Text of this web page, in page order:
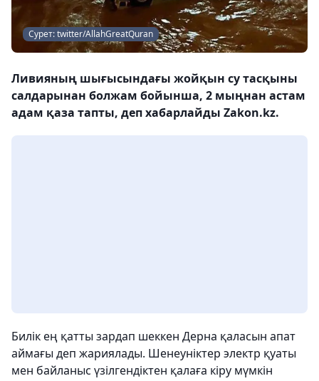
Сурет: twitter/AllahGreatQuran
Ливияның шығысындағы жойқын су тасқыны
салдарынан болжам бойынша, 2 мыңнан астам
адам қаза тапты, деп хабарлайды Zakon.kz.
Билік ең қатты зардап шеккен Дерна қаласын апат
аймағы деп жариялады. Шенеуніктер электр қуаты
мен байланыс үзілгендіктен қалаға кіру мүмкін